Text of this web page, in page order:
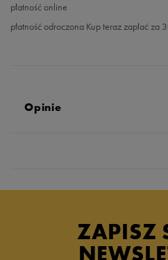
płatność online
płatność odroczona Kup teraz zapłać za
Opinie
ZAPISZ